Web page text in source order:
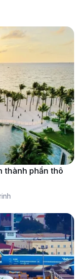
trung bình từ
nối chuyến và
tuyến Cần
thể bay từ Cần
đến Portland
Airlines cung
lý ký gửi rộng rãi
Thơ đến Hà
Portland với
kiệm chi phí
bay từ Cần
chuyến tại Hà
thành phần thô